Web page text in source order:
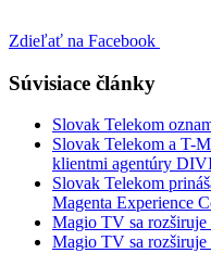
Zdieľať na Facebook
Súvisiace články
Slovak Telekom
Slovak Telekom a T-
klientmi agentúry
Slovak Telekom
Magenta Experience
Magio TV sa rozširuje
Magio TV sa rozširuje